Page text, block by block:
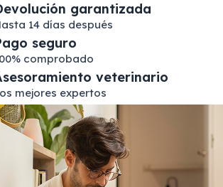
garantizada
14 días después
seguro
comprobado
veterinario
mejores expertos